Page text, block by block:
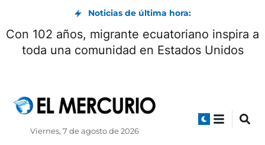
Noticias de última hora:
Con 102 años, migrante ecuatoriano inspira a
toda una comunidad en Estados Unidos
Viernes, 7 de agosto de 2026